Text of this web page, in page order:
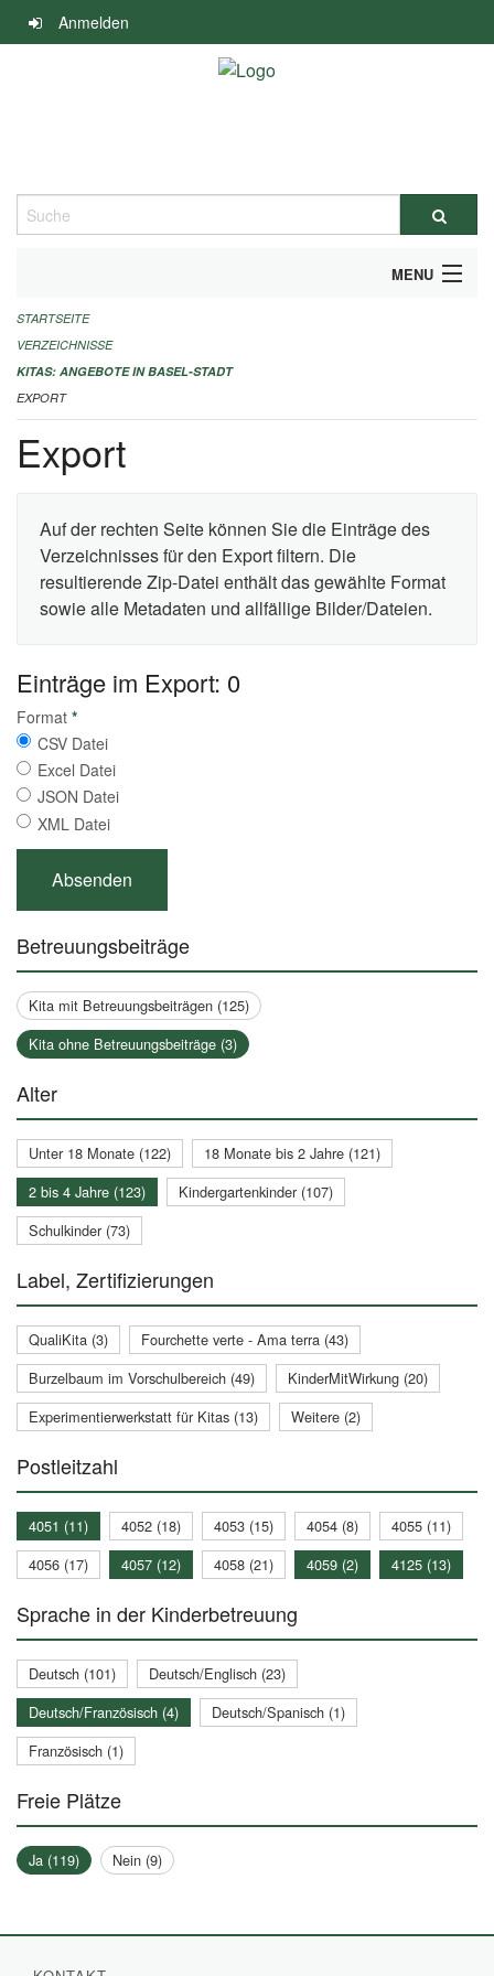
Navigation
überspringen
Anmelden
Suche
MENU
ALLGEMEINE INFORMATIONEN
IMPRESSUM
STARTSEITE
VERZEICHNISSE
KITAS: ANGEBOTE IN BASEL-STADT
EXPORT
Export
Auf der rechten Seite können Sie die Einträge des
Verzeichnisses für den Export filtern. Die
resultierende Zip-Datei enthält das gewählte Format
sowie alle Metadaten und allfällige Bilder/Dateien.
Einträge im Export: 0
Format *
CSV Datei
Excel Datei
JSON Datei
XML Datei
Betreuungsbeiträge
Kita mit Betreuungsbeiträgen (125)
Kita ohne Betreuungsbeiträge (3)
Alter
Unter 18 Monate (122)
18 Monate bis 2 Jahre (121)
2 bis 4 Jahre (123)
Kindergartenkinder (107)
Schulkinder (73)
Label, Zertifizierungen
QualiKita (3)
Fourchette verte - Ama terra (43)
Burzelbaum im Vorschulbereich (49)
KinderMitWirkung (20)
Experimentierwerkstatt für Kitas (13)
Weitere (2)
Postleitzahl
4051 (11) 4052 (18) 4053 (15) 4054 (8)
4055 (11)
4056 (17)
4057 (12) 4058 (21) 4059 (2) 4125 (13)
Sprache in der Kinderbetreuung
Deutsch (101)
Deutsch/Englisch (23)
Deutsch/Französisch (4)
Deutsch/Spanisch (1)
Französisch (1)
Freie Plätze
Ja (119) Nein (9)